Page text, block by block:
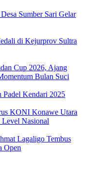
Sumber Sari Gelar
di Kejurprov Sultra
Cup 2026, Ajang
Bulan Suci
Padel Kendari 2025
KONI Konawe Utara
Level Nasional
Lagaligo Tembus
Open